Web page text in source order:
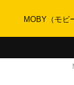
MOBY（モビ